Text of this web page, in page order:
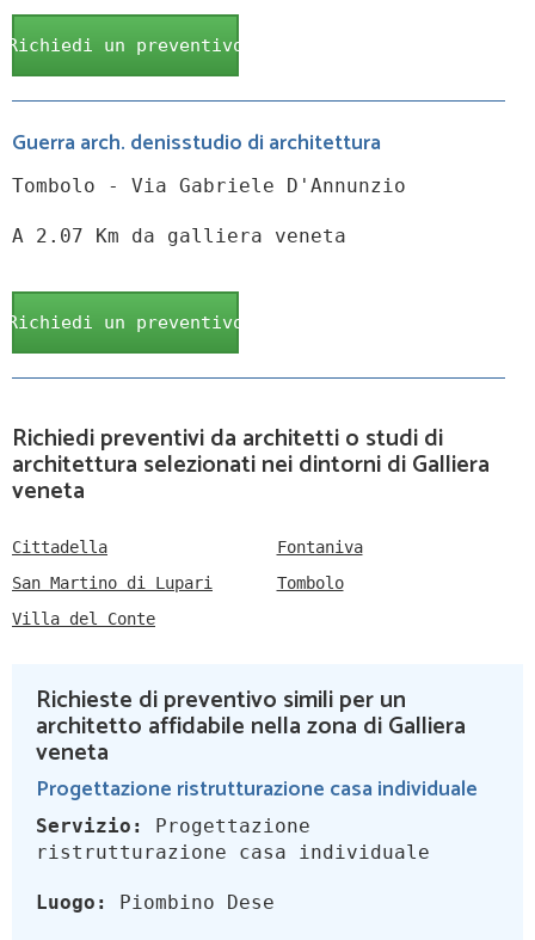
Richiedi un preventivo
Guerra arch. denisstudio di architettura
Tombolo - Via Gabriele D'Annunzio
A 2.07 Km da galliera veneta
Richiedi un preventivo
Richiedi preventivi da architetti o studi di
architettura selezionati nei dintorni di Galliera
veneta
Cittadella
Fontaniva
San Martino di Lupari
Tombolo
Villa del Conte
Richieste di preventivo simili per un
architetto affidabile nella zona di Galliera
veneta
Progettazione ristrutturazione casa individuale
Servizio:
Progettazione
ristrutturazione casa individuale
Luogo: Piombino Dese